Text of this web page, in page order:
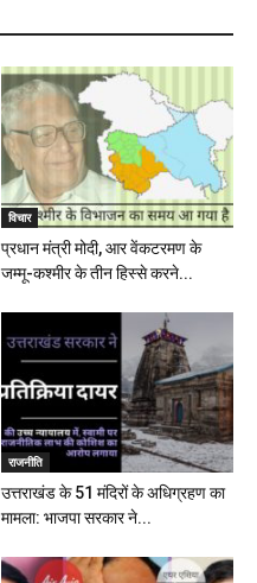
विचार
प्रधान मंत्री मोदी, आर वेंकटरमण के
जम्मू-कश्मीर के तीन हिस्से करने...
राजनीति
उत्तराखंड के 51 मंदिरों के अधिग्रहण का
मामला: भाजपा सरकार ने...